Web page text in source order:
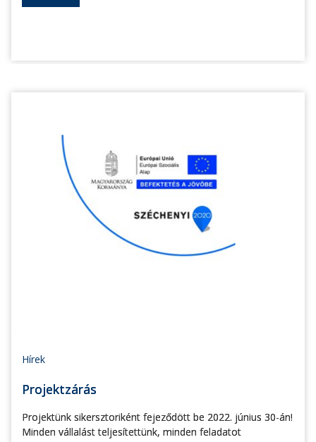
Hírek
Projektzárás
Projektünk sikersztoriként fejeződött be 2022. június 30-án!
Minden vállalást teljesítettünk, minden feladatot